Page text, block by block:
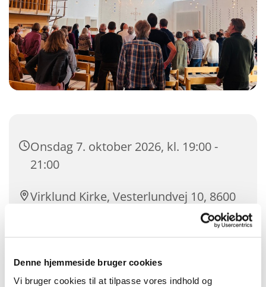
Denne hjemmeside bruger cookies
Vi bruger cookies til at tilpasse vores indhold og
Onsdag 7. oktober 2026, kl. 19:00 -
21:00
Virklund Kirke, Vesterlundvej 10, 8600